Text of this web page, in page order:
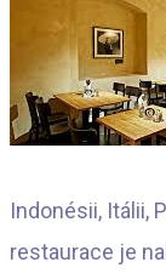
Indonésii, Itálii,
restaurace je